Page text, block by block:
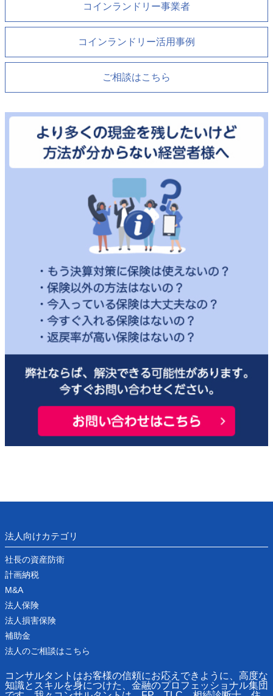
コインランドリー事業者
コインランドリー活用事例
ご相談はこちら
法人向けカテゴリ
社長の資産防衛
計画納税
M&A
法人保険
法人損害保険
補助金
法人のご相談はこちら
コンサルタントはお客様の信頼にお応えできように、高度な
知識とスキルを身につけた、金融のプロフェッショナル集団